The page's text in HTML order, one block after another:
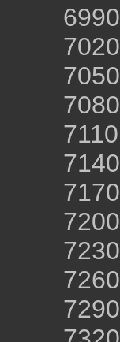
6990
7020
7050
7080
7110
7140
7170
7200
7230
7260
7290